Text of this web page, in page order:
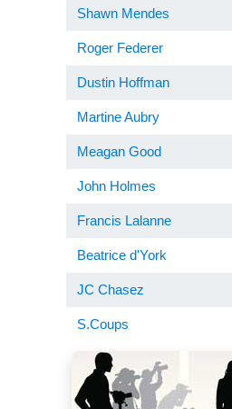
Shawn Mendes
Roger Federer
Dustin Hoffman
Martine Aubry
Meagan Good
John Holmes
Francis Lalanne
Beatrice d'York
JC Chasez
S.Coups